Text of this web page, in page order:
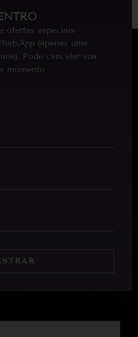
ofertas especiais
(apenas uma
Pode cancelar sua
momento